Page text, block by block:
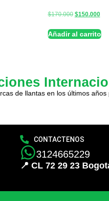
$170.000 $150.000
Añadir al carrito
de llantas en los últimos años
CONTACTENOS
3124665229
📍 CL 72 29 23